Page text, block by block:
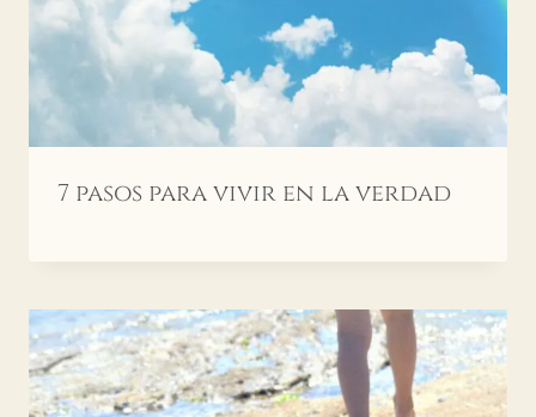
7 pasos para vivir en la verdad